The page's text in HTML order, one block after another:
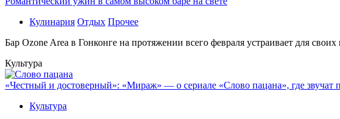
Кулинария Отдых Прочее
Бaр Ozone Area в Гонконге на протяжении всего февраля устраивает для
Культура
«Честный и достоверный»: «Мираж» — о сериале «Слово пацана», где звучат
Культура